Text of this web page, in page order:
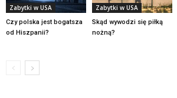
Zabytki w USA
Czy polska jest bogatsza
od Hiszpanii?
Zabytki w USA
Skąd wywodzi się piłką
nożną?